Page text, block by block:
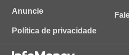
Anuncie
Política de privacidade